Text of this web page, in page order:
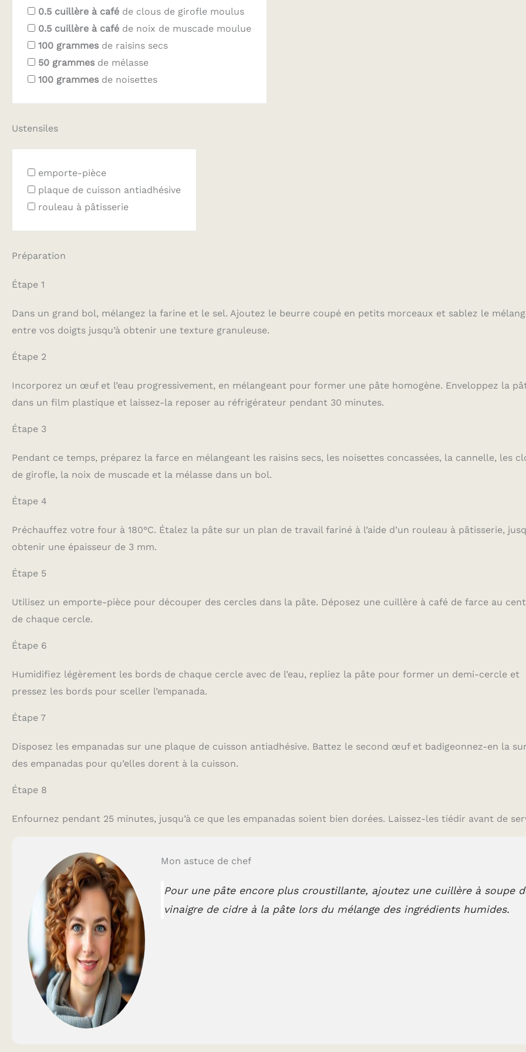
0.5 cuillère à café de clous de girofle moulus
0.5 cuillère à café de noix de muscade moulue
100 grammes de raisins secs
50 grammes de mélasse
100 grammes de noisettes
Ustensiles
emporte-pièce
plaque de cuisson antiadhésive
rouleau à pâtisserie
Préparation
Étape 1
Dans un grand bol, mélangez la farine et le sel. Ajoutez le beurre coupé en petits morceaux et sablez le
entre vos doigts jusqu’à obtenir une texture granuleuse.
Étape 2
Incorporez un œuf et l’eau progressivement, en mélangeant pour former une pâte homogène. Enveloppez la
dans un film plastique et laissez-la reposer au réfrigérateur pendant 30 minutes.
Étape 3
Pendant ce temps, préparez la farce en mélangeant les raisins secs, les noisettes concassées, la cannelle, les
de girofle, la noix de muscade et la mélasse dans un bol.
Étape 4
Préchauffez votre four à 180°C. Étalez la pâte sur un plan de travail fariné à l’aide d’un rouleau à pâtisserie,
obtenir une épaisseur de 3 mm.
Étape 5
Utilisez un emporte-pièce pour découper des cercles dans la pâte. Déposez une cuillère à café de farce au
de chaque cercle.
Étape 6
Humidifiez légèrement les bords de chaque cercle avec de l’eau, repliez la pâte pour former un demi-cercle et
pressez les bords pour sceller l’empanada.
Étape 7
Disposez les empanadas sur une plaque de cuisson antiadhésive. Battez le second œuf et badigeonnez-en la
des empanadas pour qu’elles dorent à la cuisson.
Étape 8
Enfournez pendant 25 minutes, jusqu’à ce que les empanadas soient bien dorées. Laissez-les tiédir avant de
Mon astuce de chef
Pour une pâte encore plus croustillante, ajoutez une cuillère à soupe
vinaigre de cidre à la pâte lors du mélange des ingrédients humides.